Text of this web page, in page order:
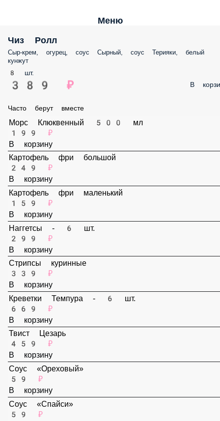
Меню
Чиз Ролл
Сыр-крем, огурец, соус Сырный, соус Терияки, белый кунжут
8 шт.
389 ₽
Морс Клюквенный 500 мл
199 ₽
В корзину
Картофель фри большой
249 ₽
В корзину
Картофель фри маленький
159 ₽
В корзину
Наггетсы - 6 шт.
299 ₽
В корзину
Стрипсы куринные
339 ₽
В корзину
Креветки Темпура - 6 шт.
669 ₽
В корзину
Твист Цезарь
459 ₽
В корзину